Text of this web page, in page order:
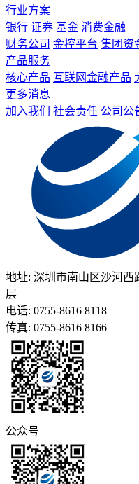
行业方案
银行 证券 基金 消费金融
财务公司 金控平台 集团资
产品服务
核心产品 互联网金融产品
更多消息
加入我们
社会责任 公司公
地址: 深圳市南山区沙河
层
电话: 0755-8616 8118
传真: 0755-8616 8166
公众号